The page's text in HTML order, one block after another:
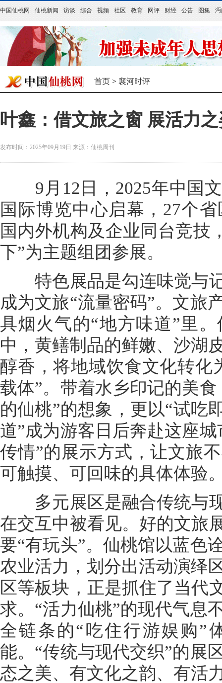
中国仙桃网 仙桃新闻 访谈 综合 视频 社区 教育 网评 财经 公告 图集
首页 > 襄河时评
叶鑫：借文旅之窗 展活力
发布时间：2025年09月19日 来源： 仙桃周刊
9月12日，2025年中国文
国际博览中心启幕，27个
国内外机构及企业同台竞技
下”为主题组团参展。
特色展品是勾连味觉与记
成为文旅“流量密码”。文旅
具烟火气的“地方味道”里
中，黄鳝制品的鲜嫩、沙湖
醇香，将地域饮食文化转化
载体”。带着水乡印记的美
的仙桃”的想象，更以“试吃
道”成为游客日后奔赴这座
传情”的展示方式，让文旅
可触摸、可回味的具体体验
多元展区是融合传统与现
在交互中被看见。好的文旅
要“有玩头”。仙桃馆以蓝色
农业活力，划分出活动演绎
区等板块，正是抓住了当代
求。“活力仙桃”的现代气息
全链条的“吃住行游娱购”
能。“传统与现代交织”的展
态之美、有文化之韵、有活